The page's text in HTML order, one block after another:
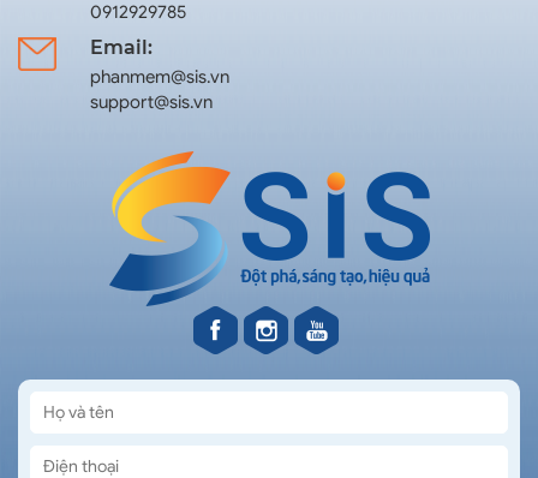
0912929785
Email:
phanmem@sis.vn
support@sis.vn